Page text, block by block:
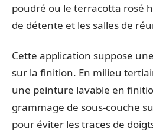
poudré ou le terracotta rosé
de détente et les salles de
Cette application suppose
sur la finition. En milieu
une peinture lavable en
grammage de sous-couche
pour éviter les traces de